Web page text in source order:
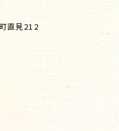
直見212